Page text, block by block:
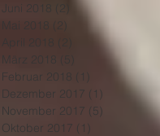
Juni 2018
2 Beiträge
Mai 2018
(2) 2 Beiträge
April 2018
2 Beiträge
März 2018
5 Beiträge
Februar 2018 (1) 1 Beitrag
Dezember 2017 (1) 1 Beitrag
November 2017 (5) 5 Beiträge
Oktober 2017 (1)